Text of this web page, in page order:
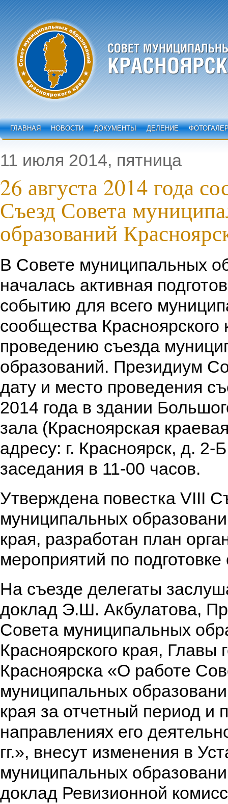
ГЛАВНАЯ НОВОСТИ ДОКУМЕНТЫ ДЕЛЕНИЕ
11 июля 2014, пятница
26 августа 2014 года
Съезд Совета
образований
В Совете муниципальных
началась активная
событию для всего
сообщества Красноярского
проведению съезда
образований. Президиум
дату и место проведения
2014 года в здании
зала (Красноярская
адресу: г. Красноярск, д. 2-
заседания в 11-00 часов.
Утверждена повестка VIII
муниципальных
края, разработан план
мероприятий по подготовке
На съезде делегаты
доклад Э.Ш. Акбулатова,
Совета муниципальных
Красноярского края, Главы
Красноярска «О работе
муниципальных
края за отчетный период и
направлениях его
гг.», внесут изменения в
муниципальных
доклад Ревизионной